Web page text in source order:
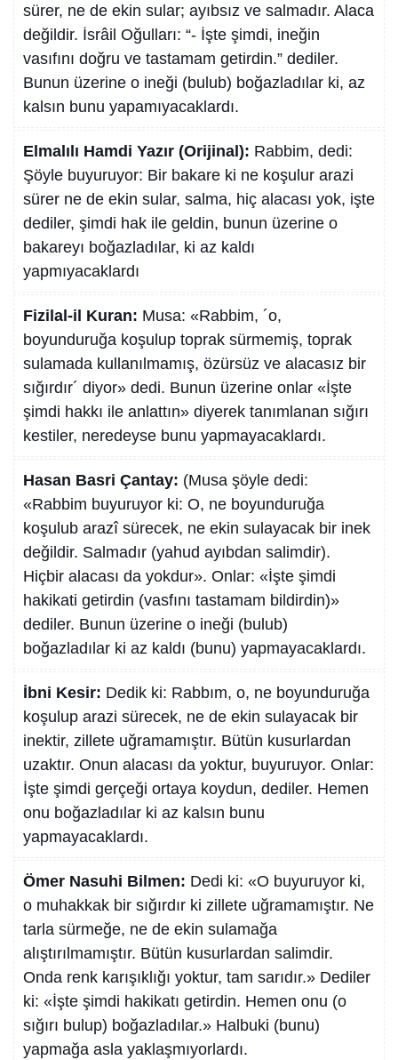
sürer, ne de ekin sular; ayıbsız ve salmadır. Alaca
değildir. İsrâil Oğulları: “- İşte şimdi, ineğin
vasıfını doğru ve tastamam getirdin.” dediler.
Bunun üzerine o ineği (bulub) boğazladılar ki, az
kalsın bunu yapamıyacaklardı.
Elmalılı Hamdi Yazır (Orijinal): Rabbim, dedi:
Şöyle buyuruyor: Bir bakare ki ne koşulur arazi
sürer ne de ekin sular, salma, hiç alacası yok, işte
dediler, şimdi hak ile geldin, bunun üzerine o
bakareyı boğazladılar, ki az kaldı
yapmıyacaklardı
Fizilal-il Kuran: Musa: «Rabbim, ´o,
boyunduruğa koşulup toprak sürmemiş, toprak
sulamada kullanılmamış, özürsüz ve alacasız bir
sığırdır´ diyor» dedi. Bunun üzerine onlar «İşte
şimdi hakkı ile anlattın» diyerek tanımlanan sığırı
kestiler, neredeyse bunu yapmayacaklardı.
Hasan Basri Çantay: (Musa şöyle dedi:
«Rabbim buyuruyor ki: O, ne boyunduruğa
koşulub arazî sürecek, ne ekin sulayacak bir inek
değildir. Salmadır (yahud ayıbdan salimdir).
Hiçbir alacası da yokdur». Onlar: «İşte şimdi
hakikati getirdin (vasfını tastamam bildirdin)»
dediler. Bunun üzerine o ineği (bulub)
boğazladılar ki az kaldı (bunu) yapmayacaklardı.
İbni Kesir: Dedik ki: Rabbım, o, ne boyunduruğa
koşulup arazi sürecek, ne de ekin sulayacak bir
inektir, zillete uğramamıştır. Bütün kusurlardan
uzaktır. Onun alacası da yoktur, buyuruyor. Onlar:
İşte şimdi gerçeği ortaya koydun, dediler. Hemen
onu boğazladılar ki az kalsın bunu
yapmayacaklardı.
Ömer Nasuhi Bilmen: Dedi ki: «O buyuruyor ki,
o muhakkak bir sığırdır ki zillete uğramamıştır. Ne
tarla sürmeğe, ne de ekin sulamağa
alıştırılmamıştır. Bütün kusurlardan salimdir.
Onda renk karışıklığı yoktur, tam sarıdır.» Dediler
ki: «İşte şimdi hakikatı getirdin. Hemen onu (o
sığırı bulup) boğazladılar.» Halbuki (bunu)
yapmağa asla yaklaşmıyorlardı.